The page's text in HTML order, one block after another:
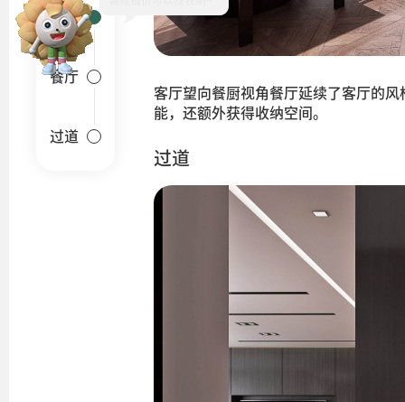
客厅望向餐厨视角餐厅延续了客厅的
能，还额外获得收纳空间。
过道
客厅
餐厅
过道